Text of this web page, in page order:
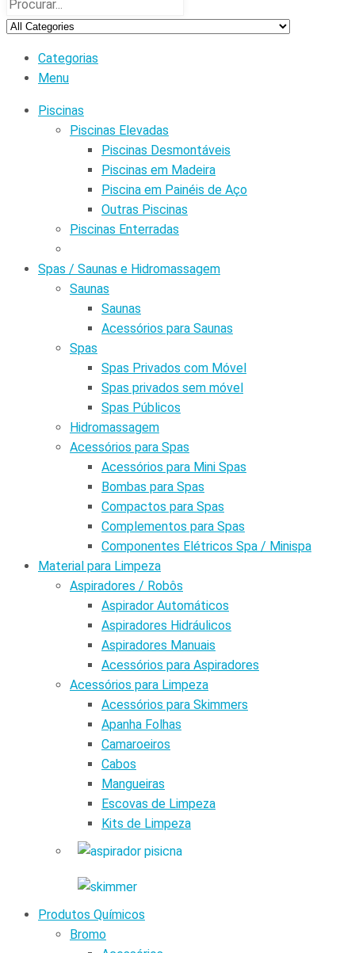
Categorias
Menu
Piscinas
Piscinas Elevadas
Piscinas Desmontáveis
Piscinas em Madeira
Piscina em Painéis de Aço
Outras Piscinas
Piscinas Enterradas
Spas / Saunas e Hidromassagem
Saunas
Saunas
Acessórios para Saunas
Spas
Spas Privados com Móvel
Spas privados sem móvel
Spas Públicos
Hidromassagem
Acessórios para Spas
Acessórios para Mini Spas
Bombas para Spas
Compactos para Spas
Complementos para Spas
Componentes Elétricos Spa / Minispa
Material para Limpeza
Aspiradores / Robôs
Aspirador Automáticos
Aspiradores Hidráulicos
Aspiradores Manuais
Acessórios para Aspiradores
Acessórios para Limpeza
Acessórios para Skimmers
Apanha Folhas
Camaroeiros
Cabos
Mangueiras
Escovas de Limpeza
Kits de Limpeza
Produtos Químicos
Bromo